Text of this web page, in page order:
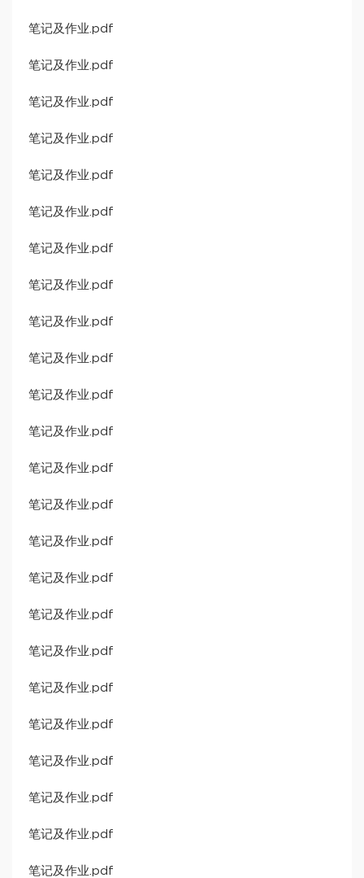
笔记及作业.pdf
笔记及作业.pdf
笔记及作业.pdf
笔记及作业.pdf
笔记及作业.pdf
笔记及作业.pdf
笔记及作业.pdf
笔记及作业.pdf
笔记及作业.pdf
笔记及作业.pdf
笔记及作业.pdf
笔记及作业.pdf
笔记及作业.pdf
笔记及作业.pdf
笔记及作业.pdf
笔记及作业.pdf
笔记及作业.pdf
笔记及作业.pdf
笔记及作业.pdf
笔记及作业.pdf
笔记及作业.pdf
笔记及作业.pdf
笔记及作业.pdf
笔记及作业.pdf